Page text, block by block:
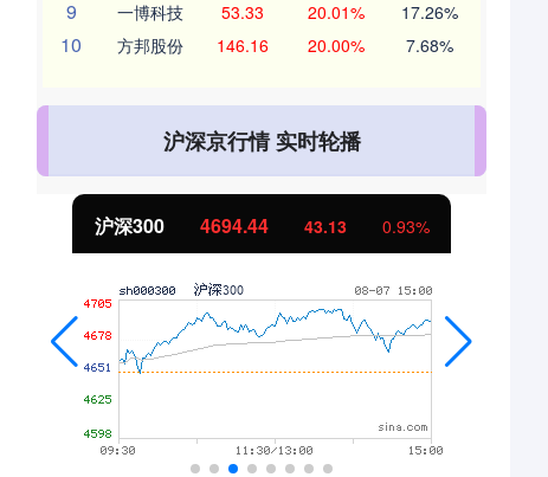
9 一博科技 53.33 20.01% 17.26%
10 方邦股份 146.16 20.00% 7.68%
沪深京行情 实时轮播
北证50 1134.24 11.37 1.01%